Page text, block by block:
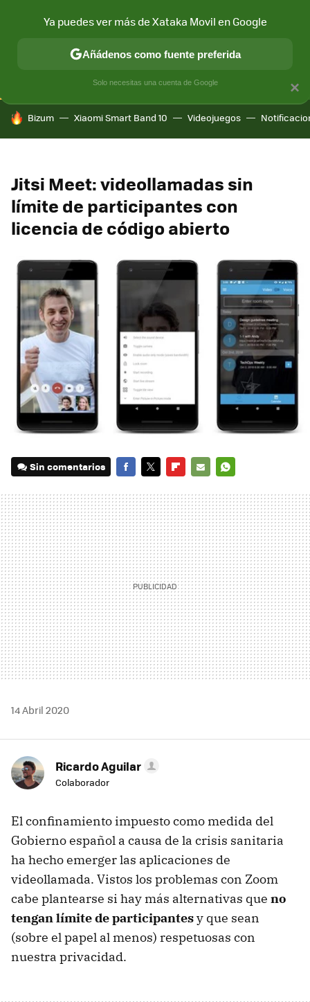
CONECTIVIDAD MÓVIL Y SOCIEDAD APLICACIONES
HOY SE HABLA DE
Bizum Xiaomi Smart Band 10 Videojuegos
Jitsi Meet: videollamadas sin
límite de participantes con
licencia de código abierto
Sin comentarios
MAIL
14 Abril 2020
Ricardo Aguilar
Colaborador
El confinamiento impuesto como medida del
Gobierno español a causa de la crisis sanitaria
ha hecho emerger las aplicaciones de
videollamada. Vistos los problemas con Zoom
cabe plantearse si hay más alternativas que no
tengan límite de participantesy que sean
(sobre el papel al menos) respetuosas con
nuestra privacidad.
×
Ya puedes ver más de Xataka Movil en Google
Añádenos como fuente preferida
Solo necesitas una cuenta de Google